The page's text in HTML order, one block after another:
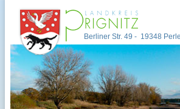
Berliner Str. 49 - 19348